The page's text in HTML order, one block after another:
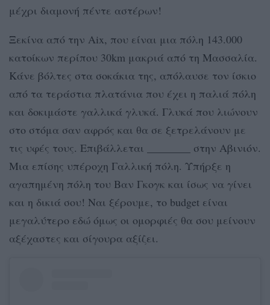
μέχρι διαμονή πέντε αστέρων!
Ξεκίνα από την Aix, που είναι μια πόλη 143.000
κατοίκων περίπου 30km μακριά από τη Μασσαλία.
Κάνε βόλτες στα σοκάκια της, απόλαυσε τον ίσκιο
από τα τεράστια πλατάνια που έχει η παλιά πόλη
και δοκιμάστε γαλλικά γλυκά. Γλυκά που λιώνουν
στο στόμα σαν αφρός και θα σε ξετρελάνουν με
τις υφές τους. Επιβάλλεται ________ στην Αβινιόν.
Μια επίσης υπέροχη Γαλλική πόλη. Υπήρξε η
αγαπημένη πόλη του Βαν Γκογκ και ίσως να γίνει
και η δικιά σου! Ναι ξέρουμε, το budget είναι
μεγαλύτερο εδώ όμως οι ομορφιές θα σου μείνουν
αξέχαστες και σίγουρα αξίζει.